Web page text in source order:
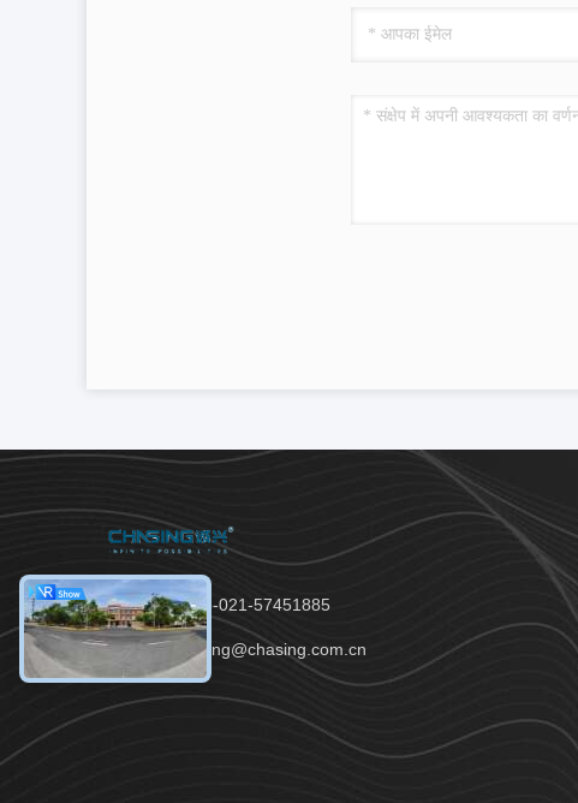
टेलीफोन：86-021-57451885
ईमेल：chasing@chasing.com.cn